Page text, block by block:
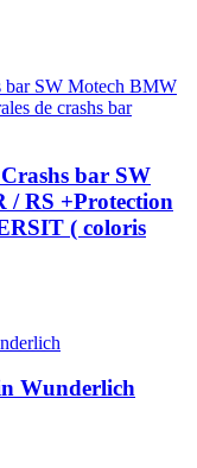
bar SW
/ RS +Protection
( coloris
Wunderlich